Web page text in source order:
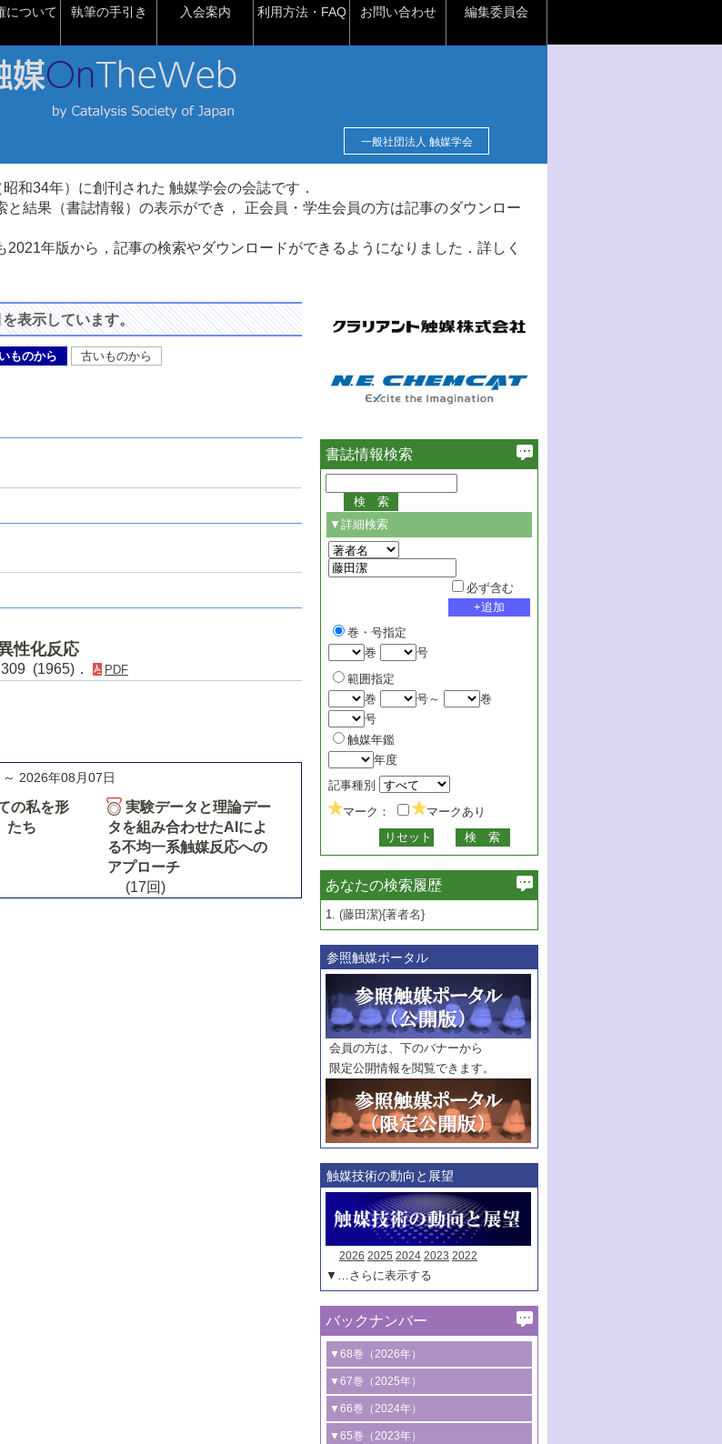
について 執筆の手引き 入会案内 利用方法・FAQ お問い合わせ 編集委員会
一般社団法人 触媒学会
和34年）に創刊された 触媒学会の会誌です．
結果（書誌情報）の表示ができ， 正会員・学生会員の方は記事のダウンロー
年版から，記事の検索やダウンロードができるようになりました．詳しく
表示しています。
ものから 古いものから
性化反応
309 (1965)． PDF
2026年08月07日
の私を形
たち
実験データと理論デー
タを組み合わせたAIによ
る不均一系触媒反応への
アプローチ
(17回)
書誌情報検索
▼詳細検索
必ず含む
巻・号指定
巻
号
範囲指定
巻
号～
巻
号
触媒年鑑
年度
記事種別
マーク：
マークあり
あなたの検索履歴
1. (藤田潔){著者名}
参照触媒ポータル
会員の方は、下のバナーから
限定公開情報を閲覧できます。
触媒技術の動向と展望
2026 2025 2024 2023 2022
▼…さらに表示する
バックナンバー
▼68巻（2026年）
1号 過酸化水素合成に関する研究動向
2号 コンピューター技術により加速する
触媒開発
▼67巻（2025年）
1号 CO
水素化によるグリーン燃料/グリ
ーンケミカル製造
▼66巻（2024年）
1号 低次元ナノ構造を有する触媒材料
▼65巻（2023年）